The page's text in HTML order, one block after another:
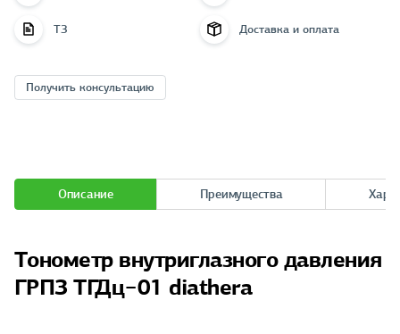
ТЗ Доставка и оплата
Получить консультацию
Описание Преимущества
Тонометр внутриглазного давления
ГРПЗ ТГДц−01 diathera